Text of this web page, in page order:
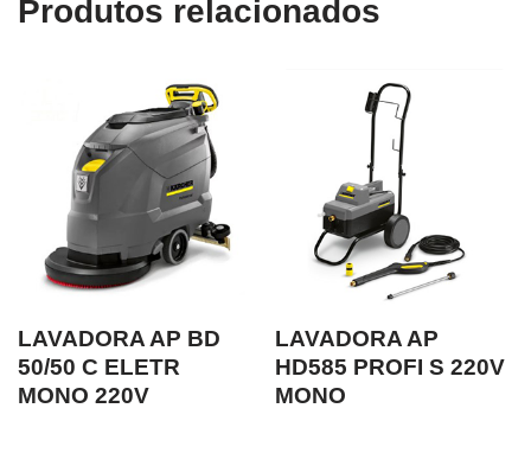
Produtos relacionados
LAVADORA AP BD
50/50 C ELETR
MONO 220V
LAVADORA AP
HD585 PROFI S 220V
MONO